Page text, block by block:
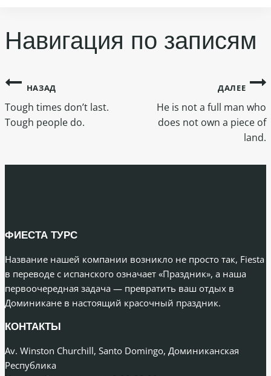
Навигация по записям
НАЗАД
Tough times don’t last.
Tough people do.
ДАЛЕЕ
He is not a full man who
does not own a piece of
land.
ФИЕСТА ТУРС
Название нашей компании возникло не просто так, Fiesta
в переводе с испанского означает «Праздник», а наша
первоочередная задача — превратить ваш отдых в
Доминикане в настоящий красочный праздник.
КОНТАКТЫ
Av. Winston Churchill, Santo Domingo, Доминиканская
Республика